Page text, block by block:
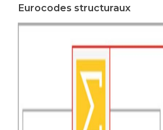
Eurocodes structuraux